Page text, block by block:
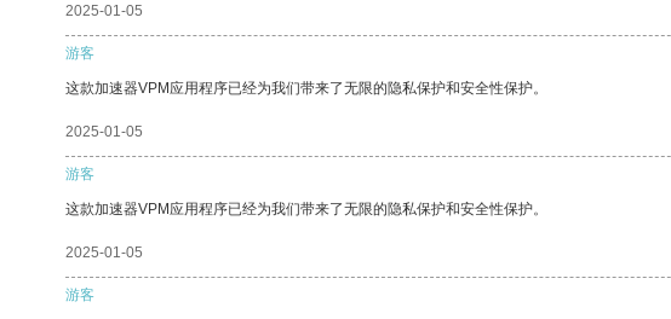
2025-01-05
游客
这款加速器VPM应用程序已经为我们带来了无限的隐私保护和安全性保护。
2025-01-05
游客
这款加速器VPM应用程序已经为我们带来了无限的隐私保护和安全性保护。
2025-01-05
游客